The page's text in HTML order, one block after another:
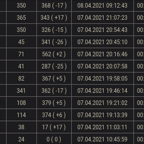
350 368 ( -17 ) 08.04.2021 09:12:43
365 343 ( +17 ) 07.04.2021 21:07:23
350 326 ( -15 ) 07.04.2021 20:54:43
45 341 ( -26 ) 07.04.2021 20:45:10
71 562 ( +2 ) 07.04.2021 20:16:46
41 287 ( -25 ) 07.04.2021 20:07:58
82 367 ( +5 ) 07.04.2021 19:58:05
341 362 ( -17 ) 07.04.2021 19:46:14
108 379 ( +5 ) 07.04.2021 19:21:02
114 374 ( +6 ) 07.04.2021 19:13:39
38 17 ( +17 ) 07.04.2021 11:03:11
24 0 ( 0 ) 07.04.2021 10:45:59